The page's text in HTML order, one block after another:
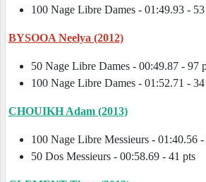
100 Nage Libre Dames -
BYSOOA Neelya (2012)
50 Nage Libre Dames -
100 Nage Libre Dames -
CHOUIKH Adam (2013)
100 Nage Libre Messieurs - 01:40.56
50 Dos Messieurs - 00:58.69 - 41 pts